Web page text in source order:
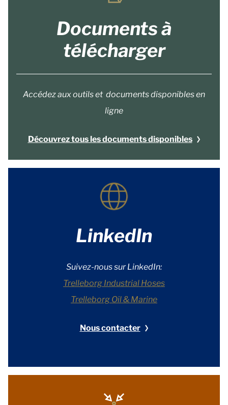
Documents à
télécharger
Accédez aux outils et documents disponibles en
ligne
Découvrez tous les documents disponibles
LinkedIn
Suivez-nous sur LinkedIn:
Trelleborg Industrial Hoses
Trelleborg Oil & Marine
Nous contacter